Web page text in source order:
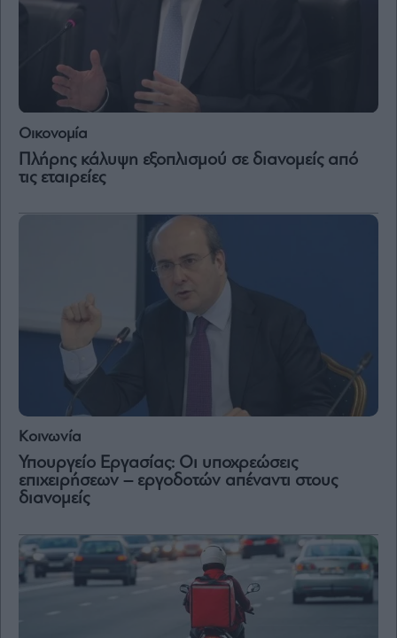
Οικονομία
Πλήρης κάλυψη εξοπλισμού σε διανομείς από
τις εταιρείες
Κοινωνία
Υπουργείο Εργασίας: Οι υποχρεώσεις
επιχειρήσεων – εργοδοτών απέναντι στους
διανομείς